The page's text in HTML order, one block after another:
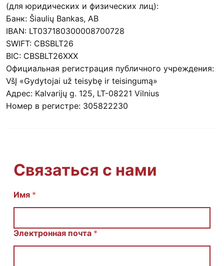
(для юридических и физических лиц):
Банк: Šiaulių Bankas, AB
IBAN: LT037180300008700728
SWIFT: CBSBLT26
BIC: CBSBLT26XXX
Официальная регистрация публичного учреждения:
VšĮ «Gydytojai už teisybę ir teisingumą»
Адрес: Kalvarijų g. 125, LT-08221 Vilnius
Номер в регистре: 305822230
Связаться с нами
E
l
Имя *
Электронная почта *